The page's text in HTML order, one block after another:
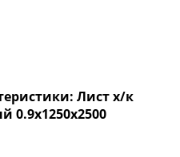
Лист х/к
0.9х1250х2500